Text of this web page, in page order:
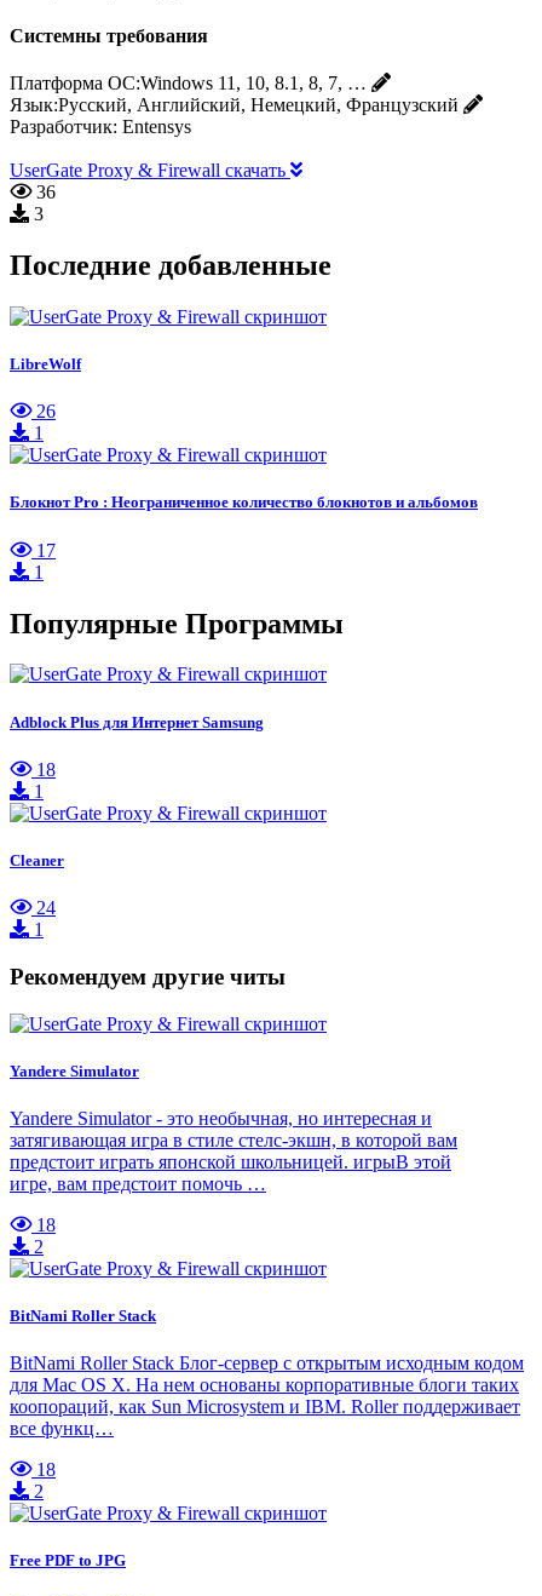
Системны требования
Платформа ОС:Windows 11, 10, 8.1, 8, 7, …
Язык:Русский, Английский, Немецкий, Французский
Разработчик: Entensys
UserGate Proxy & Firewall скачать
36
3
Последние добавленные
LibreWolf
26
1
Блокнот Pro : Неограниченное количество блокнотов и альбомов
17
1
Популярные Программы
Adblock Plus для Интернет Samsung
18
1
Cleaner
24
1
Рекомендуем другие читы
Yandere Simulator
Yandere Simulator - это необычная, но интересная и
затягивающая игра в стиле стелс-экшн, в которой вам
предстоит играть японской школьницей. игрыВ этой
игре, вам предстоит помочь …
18
2
BitNami Roller Stack
BitNami Roller Stack Блог-сервер с открытым исходным кодом
для Mac OS X. На нем основаны корпоративные блоги таких
коопораций, как Sun Microsystem и IBM. Roller поддерживает
все функц…
18
2
Free PDF to JPG